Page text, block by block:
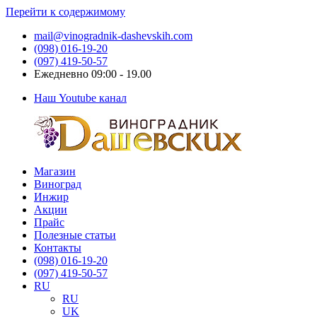
Перейти к содержимому
mail@vinogradnik-dashevskih.com
(098) 016-19-20
(097) 419-50-57
Ежедневно 09:00 - 19.00
Наш Youtube канал
Виноградник
Дашевских
Саженцы
черенки
винограда
Магазин
Виноград
Инжир
Акции
Прайс
Полезные статьи
Контакты
(098) 016-19-20
(097) 419-50-57
RU
RU
UK